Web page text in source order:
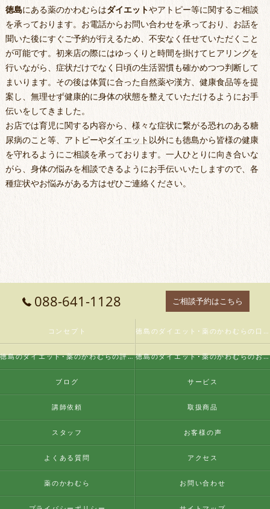
徳島にある薬のかわむらはダイエットやアトピー等に関するご相談
を承っております。お電話からお問い合わせを承っており、お話を
聞いた後にすぐご予約が行えるため、不安なく任せていただくこと
が可能です。初来店の際にはゆっくりと時間を掛けてヒアリングを
行いながら、症状だけでなく日頃の生活習慣も確かめつつ判断して
まいります。その後は体質に合った自然薬や漢方、健康食品等を提
案し、無理せず健康的に身体の状態を整えていただけるようにお手
伝いをしてきました。
お店では育児に関する内容から、様々な症状に繋がる恐れのある糖
尿病のこと等、アトピーやダイエット 以外にも徳島から皆様の健康
を守れるようにご相談を承っております。一人ひとりに向き合いな
がら、身体の悩みを相談できるようにお手伝いいたしますので、各
種症状やお悩みがある方はぜひご連絡ください。
088-641-1128 ご相談予約はこちら
コンセプト 徳島のダイエット･薬のかわむらの口コミ情報
徳島のダイエット･薬のかわむらの評判 徳島のダイエット･薬のかわむらのお客様の声
ブログ サービス
講師依頼 取扱商品
スタッフ お客様の声
よくある質問 アクセス
薬のかわむら お問い合わせ